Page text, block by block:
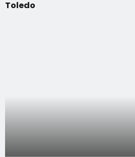
Toledo